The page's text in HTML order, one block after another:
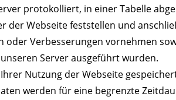
protokolliert, in einer Tabelle
der Webseite feststellen und
Verbesserungen vornehmen
Server ausgeführt wurden.
Nutzung der Webseite
werden für eine begrenzte